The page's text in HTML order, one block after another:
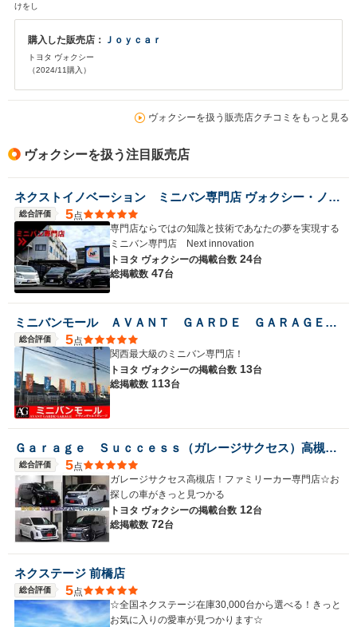
けをし
購入した販売店： Ｊｏｙｃａｒ
トヨタ ヴォクシー
（2024/11購入）
ヴォクシーを扱う販売店クチコミをもっと見る
ヴォクシーを扱う注目販売店
ネクストイノベーション ミニバン専門店 ヴォクシー・ノア・アルファード・ヴェルファイア専門店
総合評価 5点
専門店ならではの知識と技術であなたの夢を実現する
ミニバン専門店 Next innovation
トヨタ ヴォクシーの掲載台数 24台
総掲載数 47台
ミニバンモール ＡＶＡＮＴ ＧＡＲＤＥ ＧＡＲＡＧＥ アヴァンギャルドガレージ
総合評価 5点
関西最大級のミニバン専門店！
トヨタ ヴォクシーの掲載台数 13台
総掲載数 113台
Ｇａｒａｇｅ Ｓｕｃｃｅｓｓ（ガレージサクセス）高槻店 アルファード・ヴェルファイア・ノア・ヴォクシー専門店
総合評価 5点
ガレージサクセス高槻店！ファミリーカー専門店☆お
探しの車がきっと見つかる
トヨタ ヴォクシーの掲載台数 12台
総掲載数 72台
ネクステージ 前橋店
総合評価 5点
☆全国ネクステージ在庫30,000台から選べる！きっと
お気に入りの愛車が見つかります☆